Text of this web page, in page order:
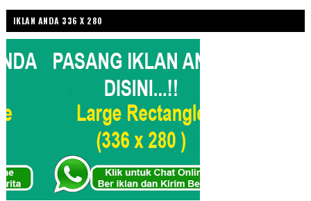
IKLAN ANDA 336 X 280